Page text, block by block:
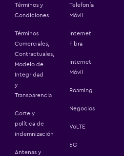
Términos y
Condiciones
Términos
Comerciales,
Contractuales,
Modelo de
Integridad
y
Transparencia
Corte y
política de
indemnización
Antenas y
Telefonía
Móvil
Internet
Fibra
Internet
Móvil
Roaming
Negocios
VoLTE
5G